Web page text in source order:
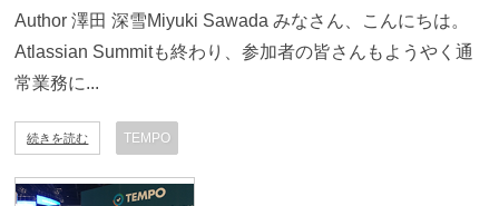
Author 澤田 深雪Miyuki Sawada みなさん、こんにちは。
Atlassian Summitも終わり、参加者の皆さんもようやく通
常業務に...
続きを読む TEMPO